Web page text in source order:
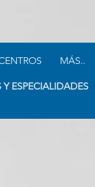
MÁS..
ESPECIALIDADES